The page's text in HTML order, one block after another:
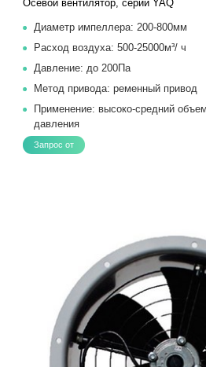
Осевой вентилятор, серии YAQ
Диаметр импеллера: 200-800мм
Расход воздуха: 500-25000м³/ ч
Давление: до 200Па
Метод привода: ременный привод
Применение: высоко-средний
давления
Запрос от